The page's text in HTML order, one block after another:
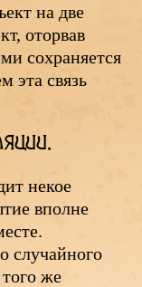
на две
оторвав
сохраняется
эта связь
некое
вполне
случайного
же